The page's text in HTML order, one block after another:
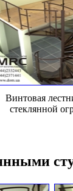
Винтовая
стеклянной